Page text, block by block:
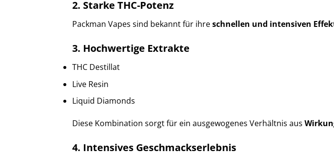
2. Starke THC-Potenz
Packman Vapes sind bekannt für ihreschnellen und intensiven
3. Hochwertige Extrakte
THC Destillat
Live Resin
Liquid Diamonds
Diese Kombination sorgt für ein ausgewogenes Verhältnis aus
4. Intensives Geschmackserlebnis